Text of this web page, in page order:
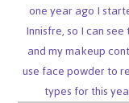
one year ago I
Innisfre, so I can
and my makeup
use face powder to
types for this